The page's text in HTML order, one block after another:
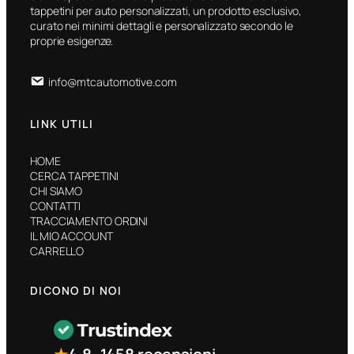
tappetini per auto personalizzati, un prodotto esclusivo,
curato nei minimi dettagli e personalizzato secondo le
proprie esigenze.
info@mtcautomotive.com
LINK UTILI
HOME
CERCA TAPPETINI
CHI SIAMO
CONTATTI
TRACCIAMENTO ORDINI
IL MIO ACCOUNT
CARRELLO
DICONO DI NOI